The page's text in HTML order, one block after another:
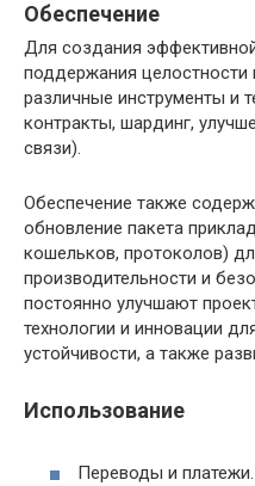
Обеспечение
Для создания
поддержания
различные инструменты и
контракты, шардинг,
связи).
Обеспечение также
обновление пакета
кошельков, протоколов)
производительности и
постоянно улучшают
технологии и инновации
устойчивости, а также
Использование
Переводы и